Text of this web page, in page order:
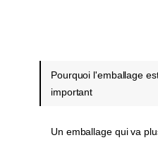
Pourquoi l'emballage
important
Un emballage qui va